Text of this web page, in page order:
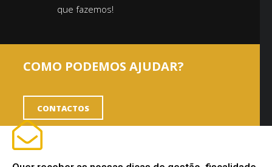
que fazemos!
COMO PODEMOS AJUDAR?
CONTACTOS